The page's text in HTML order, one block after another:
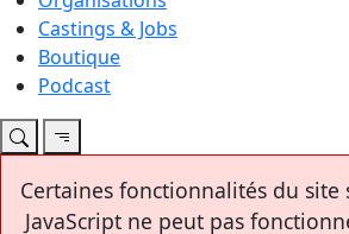
Castings & Jobs
Boutique
Podcast
Certaines fonctionnalités du site
JavaScript ne peut pas